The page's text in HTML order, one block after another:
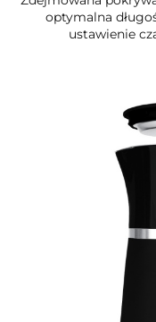
optymalna
ustawienie